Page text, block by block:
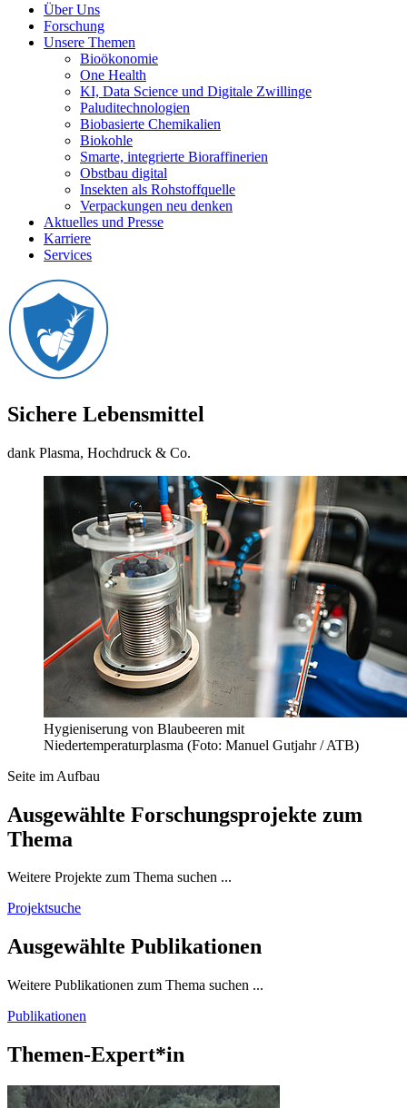
Über Uns
Forschung
Unsere Themen
Bioökonomie
One Health
KI, Data Science und Digitale Zwillinge
Paluditechnologien
Biobasierte Chemikalien
Biokohle
Smarte, integrierte Bioraffinerien
Obstbau digital
Insekten als Rohstoffquelle
Verpackungen neu denken
Aktuelles und Presse
Karriere
Services
Sichere Lebensmittel
dank Plasma, Hochdruck & Co.
Hygieniserung von Blaubeeren mit
Niedertemperaturplasma (Foto: Manuel Gutjahr / ATB)
Seite im Aufbau
Ausgewählte Forschungsprojekte zum
Thema
Weitere Projekte zum Thema suchen ...
Projektsuche
Ausgewählte Publikationen
Weitere Publikationen zum Thema suchen ...
Publikationen
Themen-Expert*in